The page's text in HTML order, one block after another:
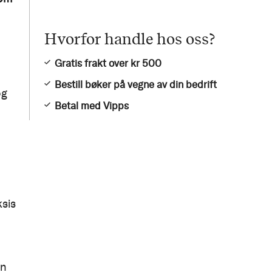
Hvorfor handle hos oss?
Gratis frakt over kr 500
Bestill bøker på vegne av din bedrift
Betal med Vipps